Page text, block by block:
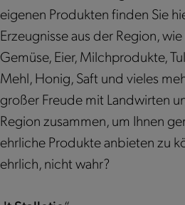
l
t
K
o
e
h
o
t
e
'
t
K
o
e
h
o
t
eigenen Produkten finden Sie
Erzeugnisse aus der Region,
Gemüse, Eier, Milchprodukte,
Mehl, Honig, Saft und vieles
großer Freude mit Landwirten
Region zusammen, um Ihnen
ehrliche Produkte anbieten zu
ehrlich, nicht wahr?